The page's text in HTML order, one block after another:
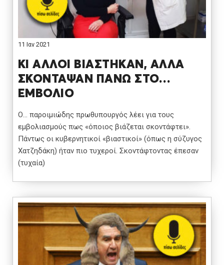
11 Ιαν 2021
ΚΙ ΑΛΛΟΙ ΒΙΑΣΤΗΚΑΝ, ΑΛΛΑ
ΣΚΟΝΤΑΨΑΝ ΠΑΝΩ ΣΤΟ…
ΕΜΒΟΛΙΟ
Ο… παροιμιώδης πρωθυπουργός λέει για τους
εμβολιασμούς πως «όποιος βιάζεται σκοντάφτει».
Πάντως οι κυβερνητικοί «βιαστικοί» (όπως η σύζυγος
Χατζηδάκη) ήταν πιο τυχεροί. Σκοντάφτοντας έπεσαν
(τυχαία)